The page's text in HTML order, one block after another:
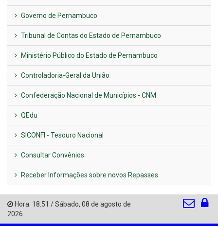
Governo de Pernambuco
Tribunal de Contas do Estado de Pernambuco
Ministério Público do Estado de Pernambuco
Controladoria-Geral da União
Confederação Nacional de Municípios - CNM
QEdu
SICONFI - Tesouro Nacional
Consultar Convênios
Receber Informações sobre novos Repasses
Hora: 18:51 /Sábado, 08 de agosto de
2026